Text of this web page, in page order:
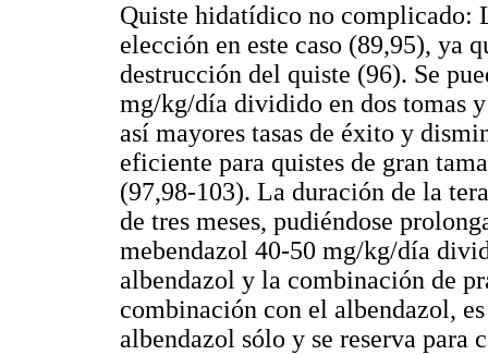
Quiste hidatídico no complicado:
elección en este caso (89,95), ya
destrucción del quiste (96). Se
mg/kg/día dividido en dos tomas
así mayores tasas de éxito y
eficiente para quistes de gran
(97,98-103). La duración de la
de tres meses, pudiéndose
mebendazol 40-50 mg/kg/día
albendazol y la combinación de
combinación con el albendazol,
albendazol sólo y se reserva para